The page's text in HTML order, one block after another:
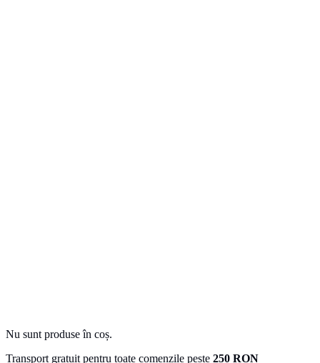
Nu sunt produse în coș.
Transport gratuit pentru toate comenzile peste 250 RON